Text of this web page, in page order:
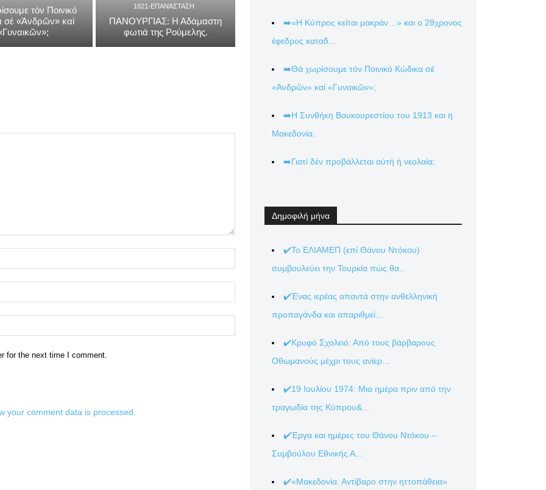
τόν Ποινικό
σέ «Ἀνδρῶν» καί
1821-ΕΠΑΝΆΣΤΑΣΗ
ΠΑΝΟΥΡΓΙΑΣ: Η Αδάμαστη
φωτιά της Ρούμελης.
for the next time I comment.
your comment data is processed.
➡️«Η Κύπρος κείται μακράν…» και ο 28χρονος
έφεδρος καταδ...
➡️Θά χωρίσουμε τόν Ποινικό Κώδικα σέ
«Ἀνδρῶν» καί «Γυναικῶν»;
➡️Η Συνθήκη Βουκουρεστίου του 1913 και η
Μακεδονία.
➡️Γιατί δέν προβάλλεται αὐτή ἡ νεολαία;
Δημοφιλή μήνα
✔️Το ΕΛΙΑΜΕΠ (επί Θάνου Ντόκου)
συμβουλεύει την Τουρκία πώς θα...
✔️Ένας ιερέας απαντά στην ανθελληνική
προπαγάνδα και απαριθμεί...
✔️Κρυφό Σχολειό: Από τους βάρβαρους
Οθωμανούς μέχρι τους ανίερ...
✔️19 Ιουλίου 1974: Μια ημέρα πριν από την
τραγωδία της Κύπρου&...
✔️Έργα και ημέρες του Θάνου Ντόκου –
Συμβούλου Εθνικής Α...
✔️«Μακεδονία. Αντίβαρο στην ηττοπάθεια»